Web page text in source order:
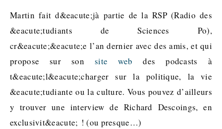
Martin fait d&eacute;jà partie de la RSP (Radio des
&eacute;tudiants de Sciences Po),
cr&eacute;&eacute;e l’an dernier avec des amis, et qui
propose sur sonsite web des podcasts à
t&eacute;l&eacute;charger sur la politique, la vie
&eacute;tudiante ou la culture. Vous pouvez d’ailleurs
y trouver une interview de Richard Descoings, en
exclusivit&eacute; ! (ou presque…)